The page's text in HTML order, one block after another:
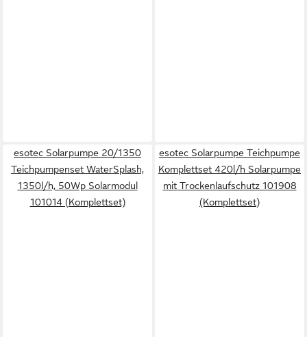
esotec Solarpumpe 20/1350
Teichpumpenset WaterSplash,
1350l/h, 50Wp Solarmodul
101014 (Komplettset)
esotec Solarpumpe Teichpumpe
Komplettset 420l/h Solarpumpe
mit Trockenlaufschutz 101908
(Komplettset)